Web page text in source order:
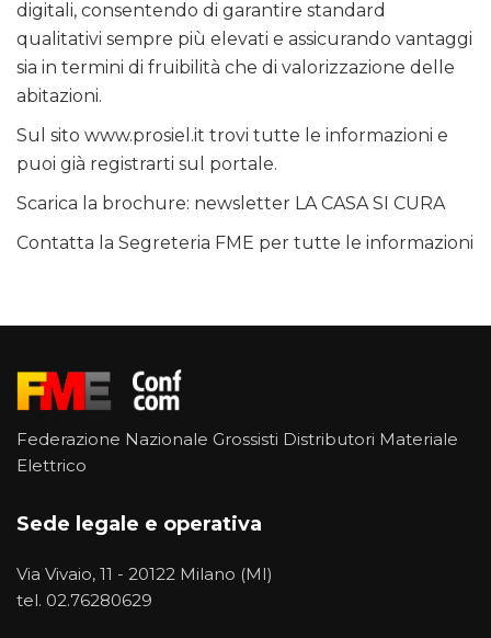
digitali, consentendo di garantire standard
qualitativi sempre più elevati e assicurando vantaggi
sia in termini di fruibilità che di valorizzazione delle
abitazioni.
Sul sito www.prosiel.it trovi tutte le informazioni e
puoi già registrarti sul portale.
Scarica la brochure: newsletter LA CASA SI CURA
Contatta la Segreteria FME per tutte le informazioni
Federazione Nazionale Grossisti Distributori Materiale
Elettrico
Sede legale e operativa
Via Vivaio, 11 - 20122 Milano (MI)
tel. 02.76280629